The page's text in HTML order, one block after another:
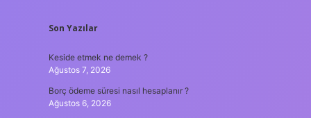
SIDEBAR
Son Yazılar
Keside etmek ne demek ?
Ağustos 7, 2026
Borç ödeme süresi nasıl hesaplanır ?
Ağustos 6, 2026